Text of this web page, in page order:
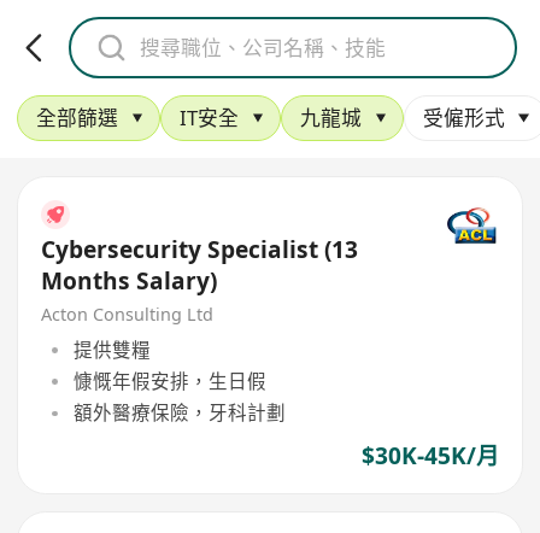
全部篩選 IT安全 九龍城 受僱形式
Cybersecurity Specialist (13
Months Salary)
Acton Consulting Ltd
提供雙糧
慷慨年假安排，生日假
額外醫療保險，牙科計劃
$30K-45K/月